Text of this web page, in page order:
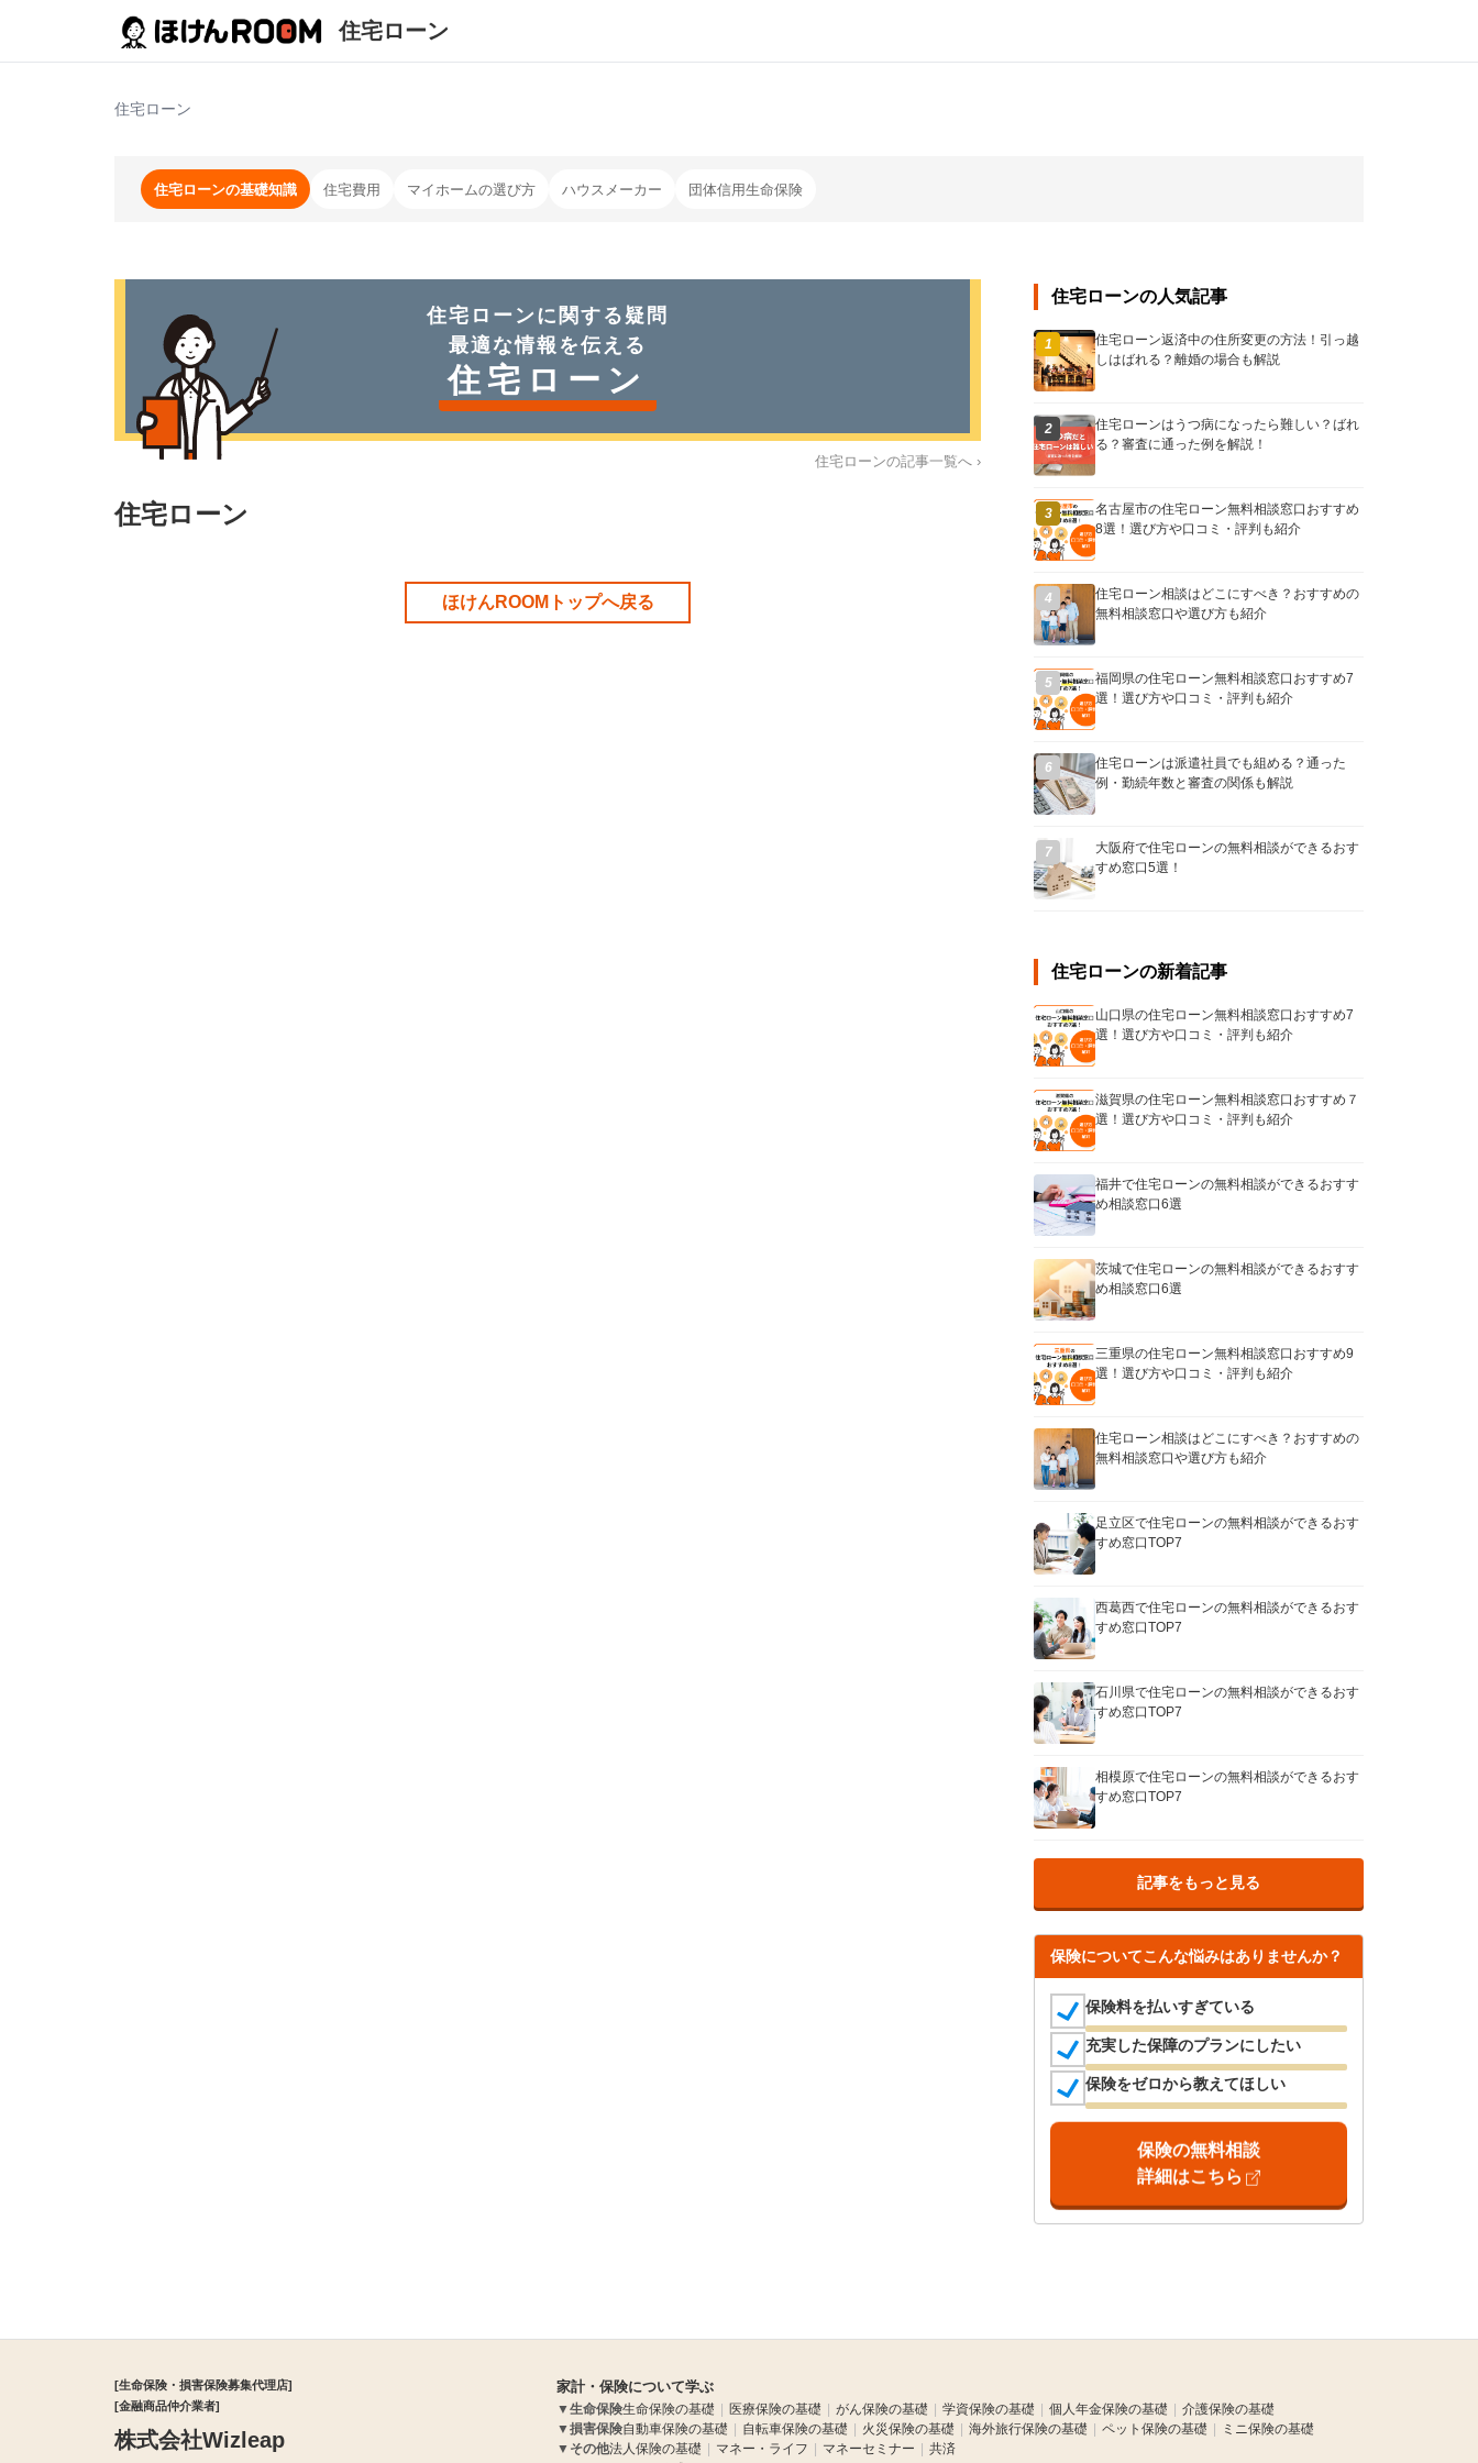
住宅ローン
住宅ローン
住宅ローンの基礎知識 住宅費用 マイホームの選び方 ハウスメーカー 団体信用生命保険
住宅ローン に関する疑問
最適な情報を伝える
住宅ローン
住宅ローンの記事一覧へ ›
住宅ローン
ほけんROOMトップへ戻る
住宅ローンの人気記事
1
住宅ローン返済中の住所変更の方法！引っ越
しはばれる？離婚の場合も解説
2
住宅ローンはうつ病になったら難しい？ばれ
る？審査に通った例を解説！
3
名古屋市の住宅ローン無料相談窓口おすすめ
8選！選び方や口コミ・評判も紹介
4
住宅ローン相談はどこにすべき？おすすめの
無料相談窓口や選び方も紹介
5
福岡県の住宅ローン無料相談窓口おすすめ7
選！選び方や口コミ・評判も紹介
6
住宅ローンは派遣社員でも組める？通った
例・勤続年数と審査の関係も解説
7
大阪府で住宅ローンの無料相談ができるおす
すめ窓口5選！
住宅ローンの新着記事
山口県の住宅ローン無料相談窓口おすすめ7
選！選び方や口コミ・評判も紹介
滋賀県の住宅ローン無料相談窓口おすすめ７
選！選び方や口コミ・評判も紹介
福井で住宅ローンの無料相談ができるおすす
め相談窓口6選
茨城で住宅ローンの無料相談ができるおすす
め相談窓口6選
三重県の住宅ローン無料相談窓口おすすめ9
選！選び方や口コミ・評判も紹介
住宅ローン相談はどこにすべき？おすすめの
無料相談窓口や選び方も紹介
足立区で住宅ローンの無料相談ができるおす
すめ窓口TOP7
西葛西で住宅ローンの無料相談ができるおす
すめ窓口TOP7
石川県で住宅ローンの無料相談ができるおす
すめ窓口TOP7
相模原で住宅ローンの無料相談ができるおす
すめ窓口TOP7
記事をもっと見る
保険についてこんな悩みはありませんか？
保険料を払いすぎている
充実した保障のプランにしたい
保険をゼロから教えてほしい
保険の無料相談
詳細はこちら
[生命保険・損害保険募集代理店]
[金融商品仲介業者]
株式会社Wizleap
家計・保険について学ぶ
▼生命保険生命保険の基礎 医療保険の基礎 がん保険の基礎 学資保険の基礎 個人年金保険の基礎
介護保険の基礎
▼損害保険自動車保険の基礎 自転車保険の基礎 火災保険の基礎 海外旅行保険の基礎 ペット保険の基礎
ミニ保険の基礎
▼ その他法人保険の基礎 マネー・ライフ マネーセミナー 共済